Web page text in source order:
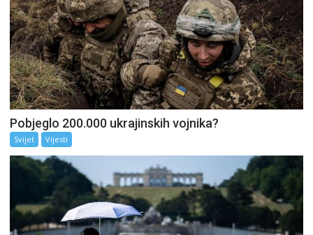
Pobjeglo 200.000 ukrajinskih vojnika?
Svijet Vijesti